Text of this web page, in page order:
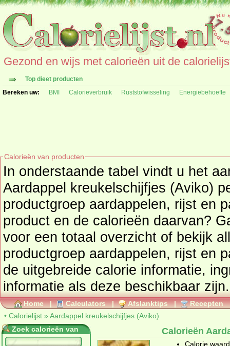
Gezond en wijs met calorieën uit de
Top dieet producten
Bereken uw:
BMI Calorieverbruik Ruststofwisseling Energiebehoefte
Calorieën van producten
In onderstaande tabel vindt u het
Aardappel kreukelschijfjes (Aviko)
productgroep aardappelen, rijst en
product en de
voor een totaal overzicht of bekijk alle producten uit de
productgroep aardappelen, rijst en
de uitgebreide calorie informatie,
informatie als deze beschikbaar zijn.
Home | Calculators | Afslanktips | Recepten
• Calorielijst » Aardappel kreukelschijfjes (Aviko)
Zoek calorieën van
Calorieën
Calorie